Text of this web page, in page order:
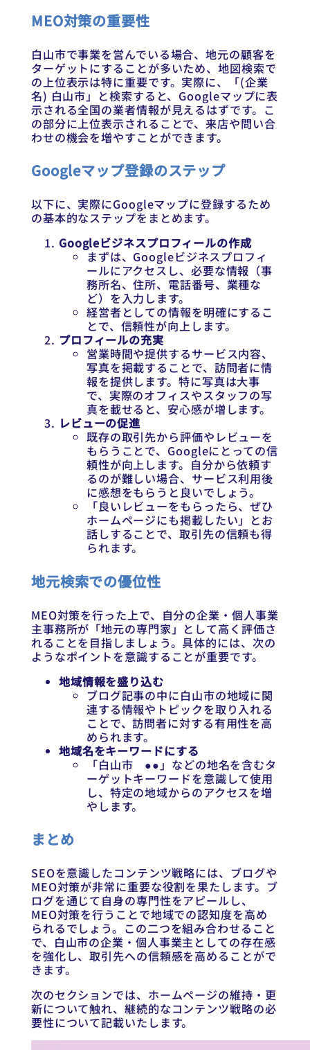
MEO対策の重要性
白山市で事業を営んでいる場合、地元の顧客を
ターゲットにすることが多いため、地図検索で
の上位表示は特に重要です。実際に、「(企業
名) 白山市」と検索すると、Googleマップに表
示される全国の業者情報が見えるはずです。こ
の部分に上位表示されることで、来店や問い合
わせの機会を増やすことができます。
Googleマップ登録のステップ
以下に、実際にGoogleマップに登録するため
の基本的なステップをまとめます。
Googleビジネスプロフィールの作成
まずは、Googleビジネスプロフィ
ールにアクセスし、必要な情報（事
務所名、住所、電話番号、業種な
ど）を入力します。
経営者としての情報を明確にするこ
とで、信頼性が向上します。
プロフィールの充実
営業時間や提供するサービス内容、
写真を掲載することで、訪問者に情
報を提供します。特に写真は大事
で、実際のオフィスやスタッフの写
真を載せると、安心感が増します。
レビューの促進
既存の取引先から評価やレビューを
もらうことで、Googleにとっての信
頼性が向上します。自分から依頼す
るのが難しい場合、サービス利用後
に感想をもらうと良いでしょう。
「良いレビューをもらったら、ぜひ
ホームページにも掲載したい」とお
話しすることで、取引先の信頼も得
られます。
地元検索での優位性
MEO対策を行った上で、自分の企業・個人事業
主事務所が「地元の専門家」として高く評価さ
れることを目指しましょう。具体的には、次の
ようなポイントを意識することが重要です。
地域情報を盛り込む
ブログ記事の中に白山市の地域に関
連する情報やトピックを取り入れる
ことで、訪問者に対する有用性を高
められます。
地域名をキーワードにする
「白山市 ●●」などの地名を含むタ
ーゲットキーワードを意識して使用
し、特定の地域からのアクセスを増
やします。
まとめ
SEOを意識したコンテンツ戦略には、ブログや
MEO対策が非常に重要な役割を果たします。ブ
ログを通じて自身の専門性をアピールし、
MEO対策を行うことで地域での認知度を高め
られるでしょう。この二つを組み合わせること
で、白山市の企業・個人事業主としての存在感
を強化し、取引先への信頼感を高めることがで
きます。
次のセクションでは、ホームページの維持・更
新について触れ、継続的なコンテンツ戦略の必
要性について記載いたします。